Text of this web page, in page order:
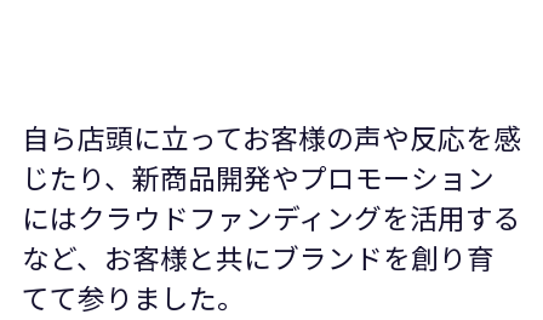
自ら店頭に立ってお客様の声や反応を感
じたり、新商品開発やプロモーション
にはクラウドファンディングを活用する
など、お客様と共にブランドを創り育
てて参りました。